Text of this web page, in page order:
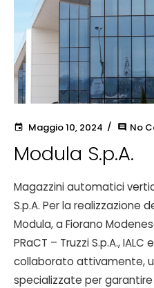
event Maggio 10, 2024 comment No
Modula S.p.A.
Magazzini automatici
S.p.A. Per la realizzazione
Modula, a Fiorano
PRaCT – Truzzi S.p.A.,
collaborato attivamente,
specializzate per